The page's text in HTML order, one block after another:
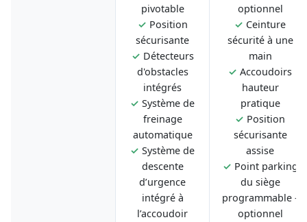
pivotable
✓ Position
sécurisante
✓ Détecteurs
d'obstacles
intégrés
✓ Système de
freinage
automatique
✓ Système de
descente
d’urgence
intégré à
l’accoudoir
optionnel
✓ Ceinture
sécurité à une
main
✓ Accoudoirs
hauteur
pratique
✓ Position
sécurisante
assise
✓ Point parking
du siège
programmable -
optionnel